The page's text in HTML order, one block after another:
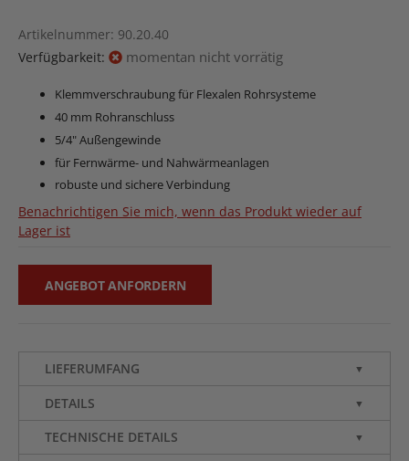
Artikelnummer 90.20.40
Verfügbarkeit:
momentan nicht vorrätig
Klemmverschraubung für Flexalen Rohrsysteme
40 mm Rohranschluss
5/4" Außengewinde
für Fernwärme- und Nahwärmeanlagen
robuste und sichere Verbindung
Benachrichtigen Sie mich, wenn das Produkt wieder auf
Lager ist
ANGEBOT ANFORDERN
LIEFERUMFANG ▼
DETAILS ▼
TECHNISCHE DETAILS ▼